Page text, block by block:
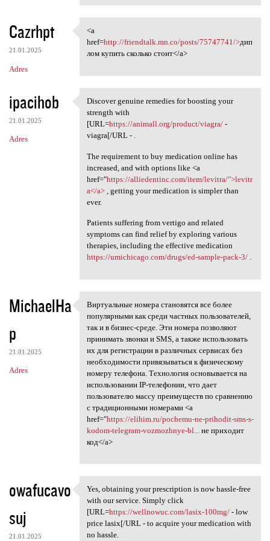
Cazrhpt
21.01.2025
Adres
<a href=http://friendtalk.mn
<a
href=http://friendtalk.mn.co/posts/75747741/>дип
лом купить сколько стоит</a>
ipacihob
21.01.2025
Adres
Discover genuine remedies for
Discover genuine remedies for boosting your
strength with
[URL=https://animall.org/product/viagra/-
viagra[/URL - .
The requirement to buy medication online has
increased, and with options like <a
href="https://alliedentinc.com/item/levitra/">levitr
a</a>, getting your medication is simpler than
ever.
Patients suffering from vertigo and related
symptoms can find relief by exploring various
therapies, including the effective medication
https://umichicago.com/drugs/ed-sample-pack-3/.
MichaelHa
p
21.01.2025
Adres
Виртуальные номера становятся
Виртуальные номера становятся все более
популярными как среди частных пользователей,
так и в бизнес-среде. Эти номера позволяют
принимать звонки и SMS, а также использовать
их для регистрации в различных сервисах без
необходимости привязываться к физическому
номеру телефона. Технология основывается на
использовании IP-телефонии, что дает
пользователю массу преимуществ по сравнению
с традиционными номерами <a
href="https://elihim.ru/pochemu-ne-prihodit-sms-s-
kodom-telegram-vozmozhnye-bl...
не приходит
код</a>
owafucavo
suj
21.01.2025
Yes, obtaining your
Yes, obtaining your prescription is now hassle-free
with our service. Simply click
[URL=https://wellnowuc.com/lasix-100mg/- low
price lasix[/URL - to acquire your medication with
no hassle.